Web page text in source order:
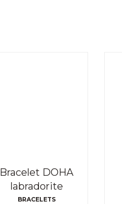
Bracelet DOHA
labradorite
BRACELETS